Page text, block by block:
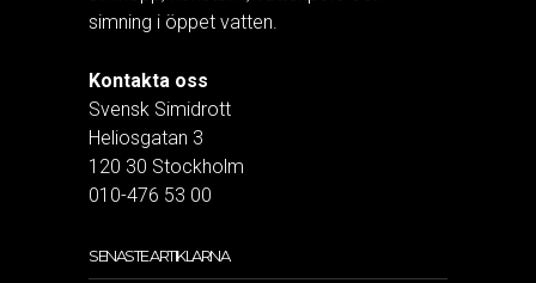
simning i öppet vatten.
Kontakta oss
Svensk Simidrott
Heliosgatan 3
120 30 Stockholm
010-476 53 00
SENASTE ARTIKLARNA